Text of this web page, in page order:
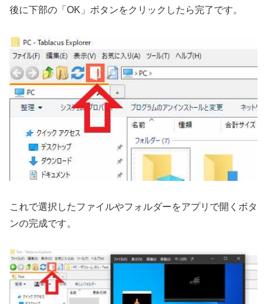
後に下部の「OK」ボタンをクリックしたら完了です。
これで選択したファイルやフォルダーをアプリで開くボタ
ンの完成です。